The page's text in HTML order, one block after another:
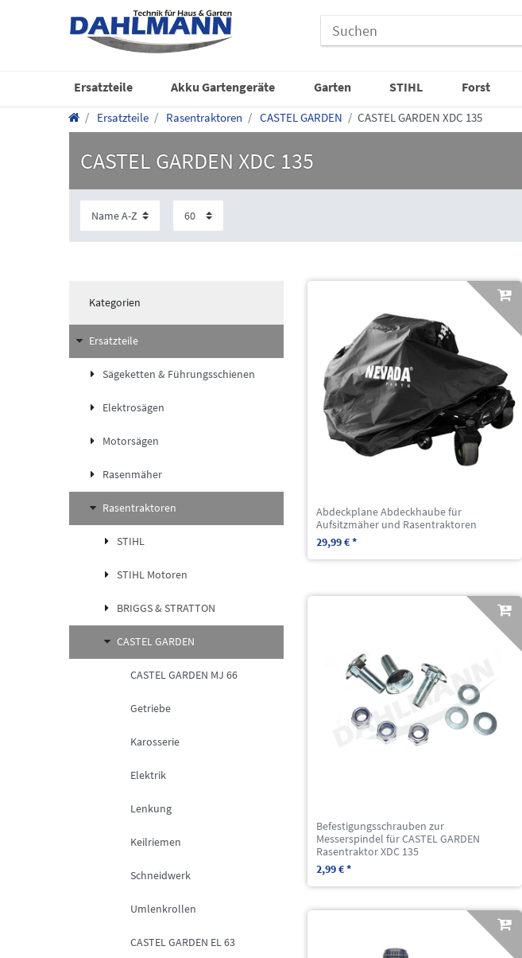
Ersatzteile Akku Gartengeräte Garten STIHL Forst
Ersatzteile Rasentraktoren CASTEL GARDEN CASTEL GARDEN XDC 135
CASTEL GARDEN XDC 135
Kategorien
Ersatzteile
Sägeketten & Führungsschienen
Elektrosägen
Motorsägen
Rasenmäher
Rasentraktoren
STIHL
STIHL Motoren
BRIGGS & STRATTON
CASTEL GARDEN
CASTEL GARDEN MJ 66
Getriebe
Karosserie
Elektrik
Lenkung
Keilriemen
Schneidwerk
Umlenkrollen
CASTEL GARDEN EL 63
Abdeckplane Abdeckhaube für
Aufsitzmäher und Rasentraktoren
29,99 € *
Befestigungsschrauben zur
Messerspindel für CASTEL GARDEN
Rasentraktor XDC 135
2,99 € *